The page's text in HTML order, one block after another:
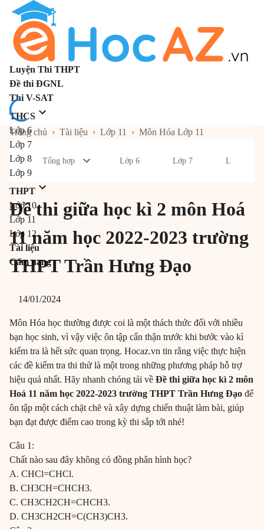
Luyện Thi THPT
Đề thi ĐGNL
Thi V-SAT
THCS
Lớp 6
Lớp 7
Lớp 8
Lớp 9
THPT
Lớp 10
Lớp 11
Lớp 12
Tài liệu
Cẩm nang
Trang chủ › Tài liệu › Lớp 11 › Môn Hóa Lớp 11
Tổng hợp Lớp 6 Lớp 7 Lớp 8
Đề thi giữa học kì 2 môn Hoá
11 năm học 2022-2023 trường
THPT Trần Hưng Đạo
14/01/2024
Môn Hóa học thường được coi là một thách thức đối với nhiều
bạn học sinh, vì vậy việc ôn tập cẩn thận trước khi bước vào kì
kiểm tra là hết sức quan trọng. Hocaz.vn tin rằng việc thực hiện
các đề kiểm tra thi thử là một trong những phương pháp hỗ trợ
hiệu quả nhất. Hãy nhanh chóng tải về Đề thi giữa học kì 2 môn
Hoá 11 năm học 2022-2023 trường THPT Trần Hưng Đạo để
ôn tập một cách chặt chẽ và xây dựng chiến thuật làm bài, giúp
bạn đạt được điểm cao trong kỳ thi sắp tới nhé!
Câu 1:
Chất nào sau đây không có đồng phân hình học?
A. CHCl=CHCl.
B. CH3CH=CHCH3.
C. CH3CH2CH=CHCH3.
D. CH3CH2CH=C(CH3)CH3.